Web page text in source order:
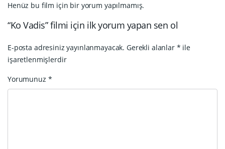
“Ko Vadis” filmi için ilk yorum yapan sen ol
E-posta adresiniz yayınlanmayacak. Gerekli alanlar * ile
işaretlenmişlerdir
Yorumunuz *
Henüz bu film için bir yorum yapılmamış.